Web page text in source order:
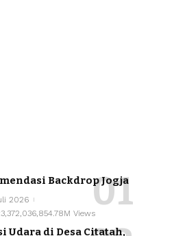
Backdrop Jogja
2026
Views
Udara di Desa Citatah,